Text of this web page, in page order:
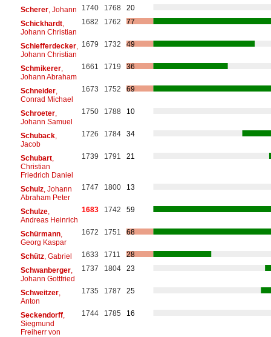
Scherer, Johann 1740 1768
20
Schickhardt,
Johann Christian
1682 1762 77
Schiefferdecker,
Johann Christian
1679 1732 49
Schmikerer,
Johann Abraham
1661 1719 36
Schneider,
Conrad Michael
1673 1752 69
Schroeter,
Johann Samuel
1750 1788 10
Schuback,
Jacob
1726 1784 34
Schubart,
Christian
Friedrich Daniel
1739 1791 21
Schulz, Johann
Abraham Peter
1747 1800 13
Schulze,
Andreas Heinrich
1683 1742 59
Schürmann,
Georg Kaspar
1672 1751 68
Schütz, Gabriel 1633 1711
28
Schwanberger,
Johann Gottfried
1737 1804 23
Schweitzer,
Anton
1735 1787 25
Seckendorff,
Siegmund
Freiherr von
1744 1785 16